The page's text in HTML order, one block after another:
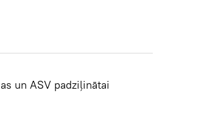
un ASV padziļinātai